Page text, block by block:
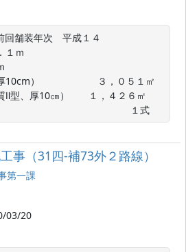
舗装年次　平成１４
１ｍ
10cm）　　　　　　３，０５１㎡
Ⅱ型、厚10㎝）　　１，４２６㎡
　　　　　　　　　　　　　１式
事（31四-補73外２路線）
第一課
03/20